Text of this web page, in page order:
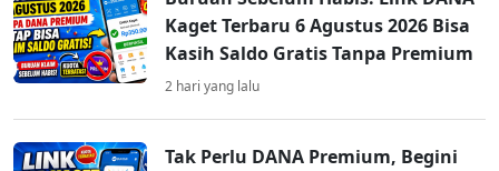
Kaget Terbaru 6 Agustus 2026 Bisa
Kasih Saldo Gratis Tanpa Premium
2 hari yang lalu
Tak Perlu DANA Premium, Begini